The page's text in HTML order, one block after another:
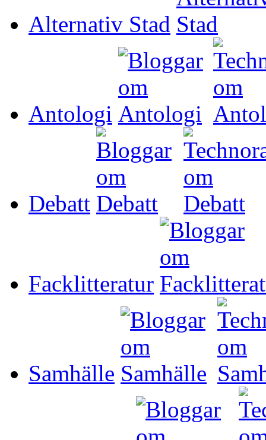
Alternativ Stad
Antologi
Debatt
Facklitteratur
Samhälle